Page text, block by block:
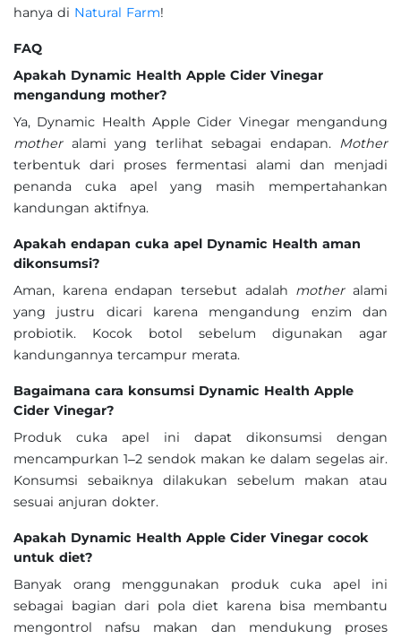
hanya di Natural Farm!
FAQ
Apakah Dynamic Health Apple Cider Vinegar
mengandung mother?
Ya, Dynamic Health Apple Cider Vinegar mengandung
mother alami yang terlihat sebagai endapan.
Mother
terbentuk dari proses fermentasi alami dan menjadi
penanda cuka apel yang masih mempertahankan
kandungan aktifnya.
Apakah endapan cuka apel Dynamic Health aman
dikonsumsi?
Aman, karena endapan tersebut adalah motheralami
yang justru dicari karena mengandung enzim dan
probiotik. Kocok botol sebelum digunakan agar
kandungannya tercampur merata.
Bagaimana cara konsumsi Dynamic Health Apple
Cider Vinegar?
Produk cuka apel ini dapat dikonsumsi dengan
mencampurkan 1–2 sendok makan ke dalam segelas air.
Konsumsi sebaiknya dilakukan sebelum makan atau
sesuai anjuran dokter.
Apakah Dynamic Health Apple Cider Vinegar cocok
untuk diet?
Banyak orang menggunakan produk cuka apel ini
sebagai bagian dari pola diet karena bisa membantu
mengontrol nafsu makan dan mendukung proses